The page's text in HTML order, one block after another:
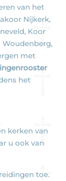
van het
Nijkerk,
Koor
Woudenberg,
met
het
kerken van
u ook van
toe.